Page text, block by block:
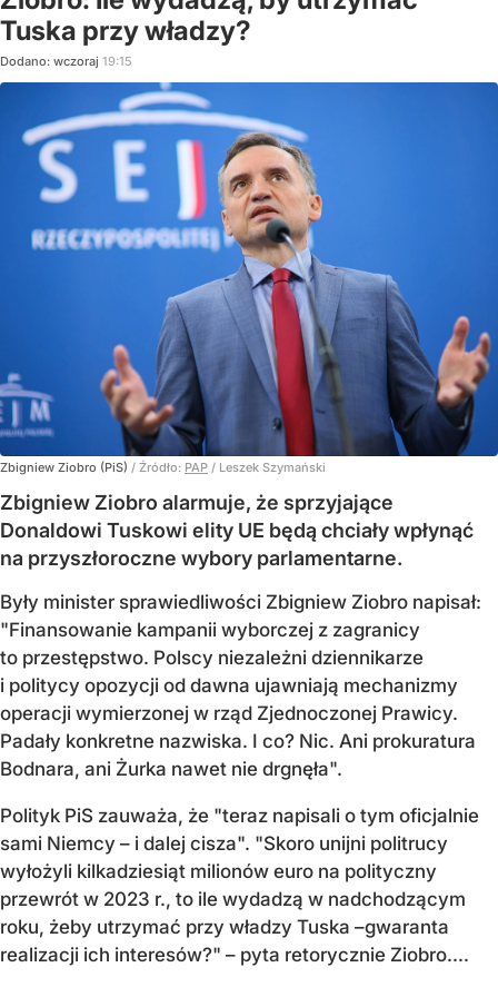
Tuska przy władzy?
Dodano: wczoraj 19:15
Zbigniew Ziobro (PiS) / Źródło: PAP / Leszek Szymański
Zbigniew Ziobro alarmuje, że sprzyjające
Donaldowi Tuskowi elity UE będą chciały wpłynąć
na przyszłoroczne wybory parlamentarne.
Były minister sprawiedliwości Zbigniew Ziobro napisał:
"Finansowanie kampanii wyborczej z zagranicy
to przestępstwo. Polscy niezależni dziennikarze
i politycy opozycji od dawna ujawniają mechanizmy
operacji wymierzonej w rząd Zjednoczonej Prawicy.
Padały konkretne nazwiska. I co? Nic. Ani prokuratura
Bodnara, ani Żurka nawet nie drgnęła".
Polityk PiS zauważa, że "teraz napisali o tym oficjalnie
sami Niemcy – i dalej cisza". "Skoro unijni politrucy
wyłożyli kilkadziesiąt milionów euro na polityczny
przewrót w 2023 r., to ile wydadzą w nadchodzącym
roku, żeby utrzymać przy władzy Tuska –gwaranta
realizacji ich interesów?" – pyta retorycznie Ziobro....